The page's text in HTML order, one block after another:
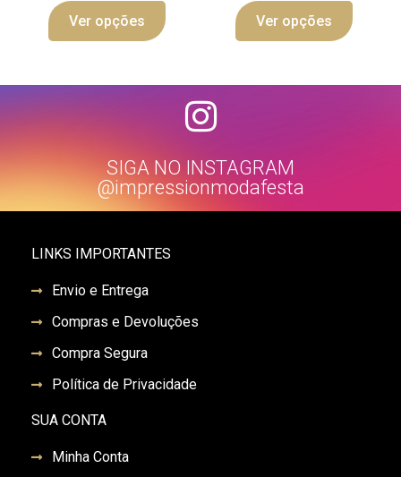
Ver opções Ver opções
SIGA NO INSTAGRAM
@impressionmodafesta
LINKS IMPORTANTES
Envio e Entrega
Compras e Devoluções
Compra Segura
Política de Privacidade
SUA CONTA
Minha Conta